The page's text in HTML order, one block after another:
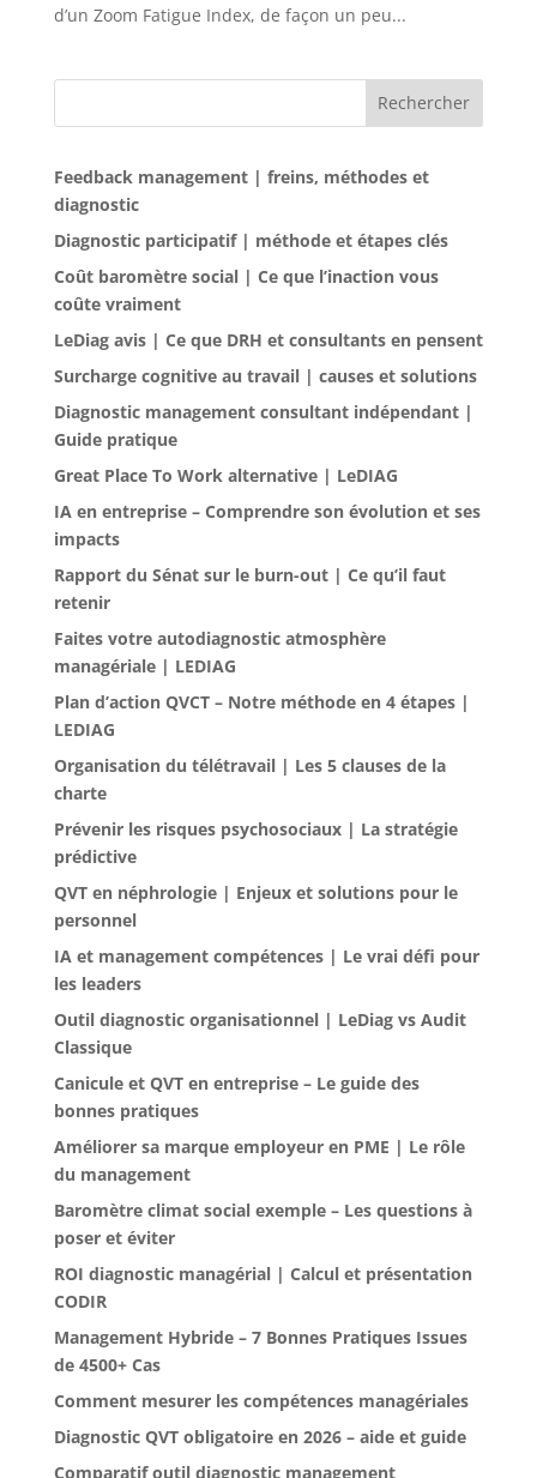
d’un Zoom Fatigue Index, de façon un peu...
Rechercher
Feedback management | freins, méthodes et
diagnostic
Diagnostic participatif | méthode et étapes clés
Coût baromètre social | Ce que l’inaction vous
coûte vraiment
LeDiag avis | Ce que DRH et consultants en pensent
Surcharge cognitive au travail | causes et solutions
Diagnostic management consultant indépendant |
Guide pratique
Great Place To Work alternative | LeDIAG
IA en entreprise – Comprendre son évolution et ses
impacts
Rapport du Sénat sur le burn-out | Ce qu’il faut
retenir
Faites votre autodiagnostic atmosphère
managériale | LEDIAG
Plan d’action QVCT – Notre méthode en 4 étapes |
LEDIAG
Organisation du télétravail | Les 5 clauses de la
charte
Prévenir les risques psychosociaux | La stratégie
prédictive
QVT en néphrologie | Enjeux et solutions pour le
personnel
IA et management compétences | Le vrai défi pour
les leaders
Outil diagnostic organisationnel | LeDiag vs Audit
Classique
Canicule et QVT en entreprise – Le guide des
bonnes pratiques
Améliorer sa marque employeur en PME | Le rôle
du management
Baromètre climat social exemple – Les questions à
poser et éviter
ROI diagnostic managérial | Calcul et présentation
CODIR
Management Hybride – 7 Bonnes Pratiques Issues
de 4500+ Cas
Comment mesurer les compétences managériales
Diagnostic QVT obligatoire en 2026 – aide et guide
Comparatif outil diagnostic management